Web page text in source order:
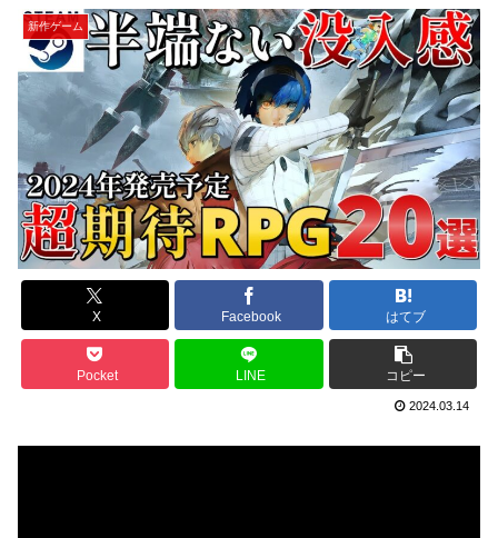
新作ゲーム
X Facebook はてブ
Pocket LINE コピー
2024.03.14